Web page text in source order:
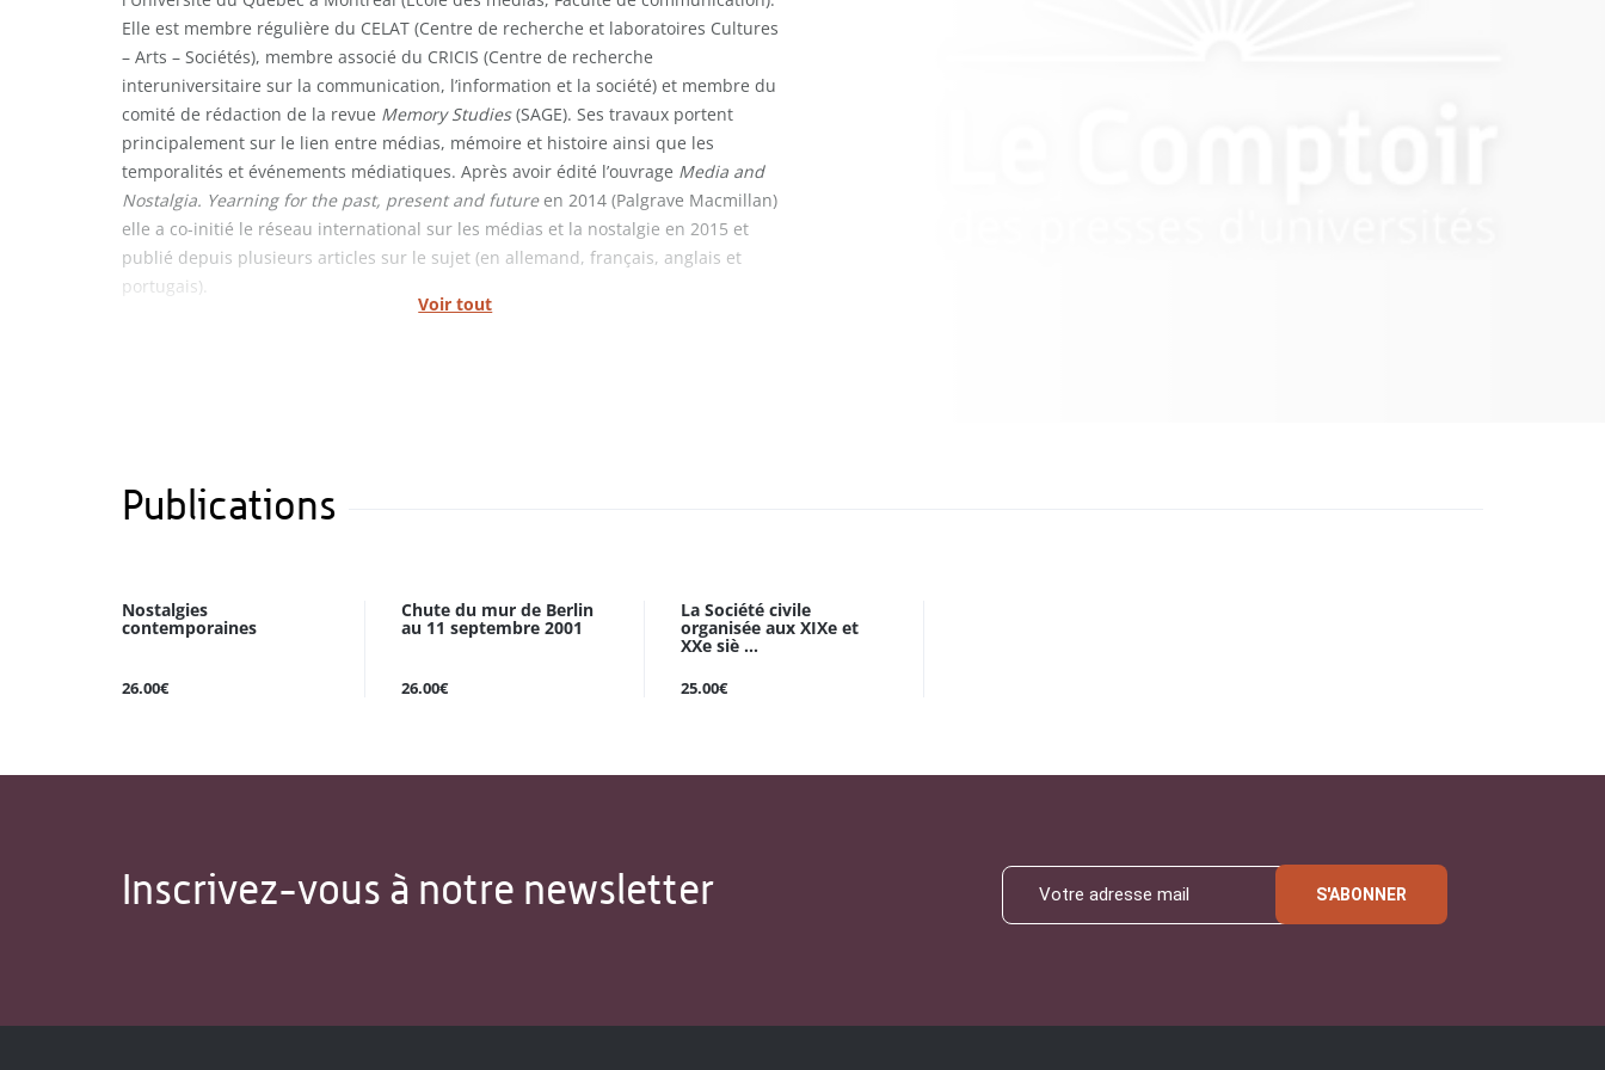
Voir tout
Elle est membre régulière du CELAT (Centre de recherche et laboratoires Cultures
– Arts – Sociétés), membre associé du CRICIS (Centre de recherche
interuniversitaire sur la communication, l’information et la société) et membre du
comité de rédaction de la revue Memory Studies(SAGE). Ses travaux portent
principalement sur le lien entre médias, mémoire et histoire ainsi que les
temporalités et événements médiatiques. Après avoir édité l’ouvrage Media and
Nostalgia. Yearning for the past, present and futureen 2014 (Palgrave Macmillan)
elle a co-initié le réseau international sur les médias et la nostalgie en 2015 et
publié depuis plusieurs articles sur le sujet (en allemand, français, anglais et
portugais).
Publications
Nostalgies
contemporaines
26.00€
Chute du mur de Berlin
au 11 septembre 2001
26.00€
La Société civile
organisée aux XIXe et
XXe siè ...
25.00€
Inscrivez-vous à notre newsletter S'ABONNER